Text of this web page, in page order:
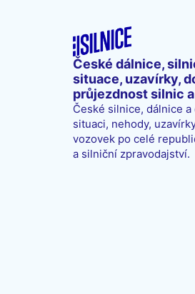
České dálnice,
situace, uzavírky,
průjezdnost silnic
České silnice, dálnice
situaci, nehody,
vozovek po celé
a silniční zpravodajství.